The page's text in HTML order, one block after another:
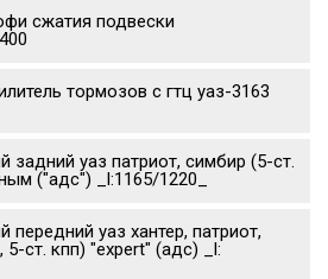
сжатия подвески
тормозов с гтц уаз-3163
задний уаз патриот, симбир (5-ст.
("адс") _l:1165/1220_
передний уаз хантер, патриот,
5-ст. кпп) "expert" (адс) _l: